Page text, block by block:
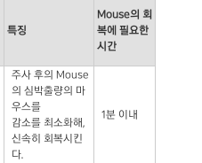
특징
Mouse의 회
복에 필요한
시간
주사 후의 Mouse
의 심박출량의 마
우스를
감소를 최소화해,
신속히 회복시킨
다.
1분 이내